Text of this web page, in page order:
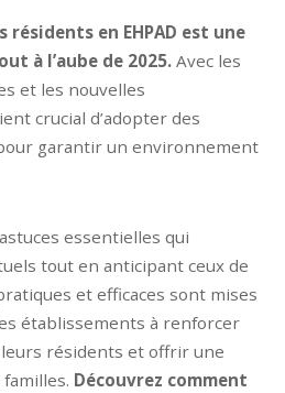
résidents en EHPAD est une
à l’aube de 2025. Avec les
et les nouvelles
crucial d’adopter des
garantir un environnement
essentielles qui
tout en anticipant ceux de
et efficaces sont mises
établissements à renforcer
résidents et offrir une
Découvrez comment